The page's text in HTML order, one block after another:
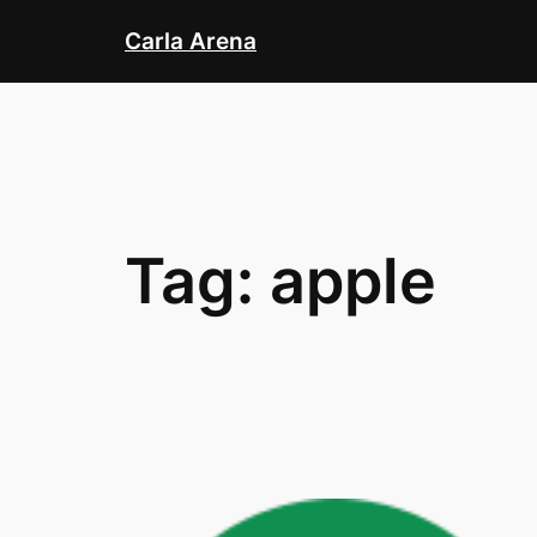
content
Carla Arena
Tag: apple